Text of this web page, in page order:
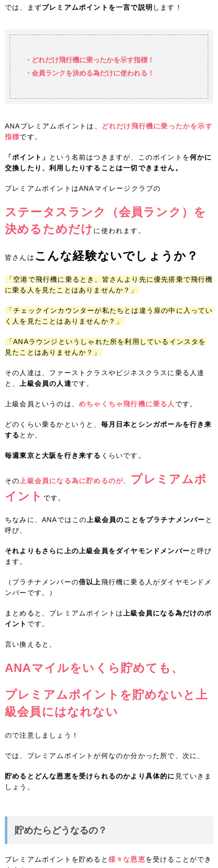
では、まずプレミアムポイントを一言で説明 します！
・どれだけ飛行機に乗ったかを示す指標！
・会員ランクを決める為だけに使われる！
ANAプレミアムポイントは、
どれだけ飛行機に乗ったかを示す
指標です。
「ポイント」 という名前はつきますが、このポイントを何かに
交換したり、利用したりすることは一切できません。
プレミアムポイントはANAマイレージクラブの
ステータスランク（会員ランク）を
決めるためだけ に使われます。
皆さんは こんな経験ないでしょうか？
「空港で飛行機に乗るとき、皆さんより先に優先搭乗で飛行機
に乗る人を見たことはありませんか？」
「チェックインカウンターが私たちとは違う扉の中に入ってい
く人を見たことはありませんか？」
「ANAラウンジというしゃれた所を利用しているインスタを
見たことはありませんか？」
その人達は、ファーストクラスやビジネスクラスに乗る人達
と、
上級会員の人達です。
上級会員というのは、 めちゃくちゃ飛行機に乗る人 です。
どのくらい乗るかというと、 毎月日本とシンガポールを行き来
する とか、
毎週東京と大阪を行き来する くらいです。
その 上級会員になる為に貯めるのが、 プレミアムポ
イント です。
ちなみに、ANAではこの 上級会員のことをプラチナメンバー と
呼び、
それよりもさらに上の上級会員をダイヤモンドメンバーと呼び
ます。
（プラチナメンバーの倍以上飛行機に乗る人がダイヤモンドメ
ンバーです。）
まとめると、プレミアムポイントは
上級会員になる為だけのポ
イント です。
言い換えると、
ANAマイルをいくら貯めても、
プレミアムポイントを貯めないと上
級会員にはなれない
ので注意しましょう！
では、プレミアムポイントが何なのか分かった所で、次に、
貯めるとどんな恩恵を受けられるのかより具体的に 見ていきま
しょう。
貯めたらどうなるの？
プレミアムポイントを貯めると 様々な恩恵を受けることができ